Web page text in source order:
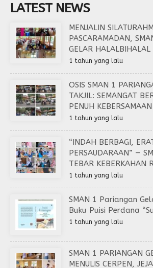
LATEST NEWS
MENJALIN
PASCARAMADAN,
GELAR HALALBIHALAL
1 tahun yang lalu
OSIS SMAN 1
TAKJIL: SEMANGAT
PENUH
1 tahun yang lalu
“INDAH BERBAGI,
PERSAUDARAAN” —
TEBAR KEBERKAHAN
1 tahun yang lalu
SMAN 1 Pariangan
Buku Puisi Perdana
1 tahun yang lalu
SMAN 1 PARIANGAN
MENULIS CERPEN,